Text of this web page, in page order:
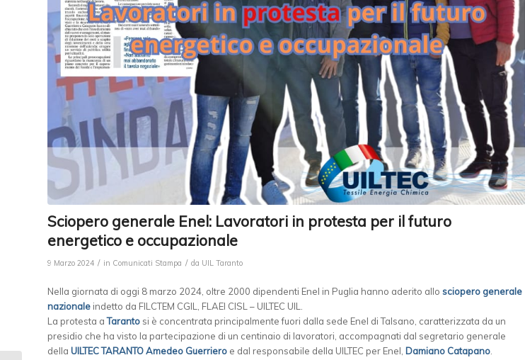
Sciopero generale Enel: Lavoratori in protesta per il futuro
energetico e occupazionale
9 Marzo 2024 / in Comunicati Stampa / da UIL Taranto
Nella giornata di oggi 8 marzo 2024, oltre 2000 dipendenti Enel in Puglia hanno aderito allo sciopero generale
nazionale indetto da FILCTEM CGIL, FLAEI CISL – UILTEC UIL.
La protesta aTaranto si è concentrata principalmente fuori dalla sede Enel di Talsano, caratterizzata da un
presidio che ha visto la partecipazione di un centinaio di lavoratori, accompagnati dal segretario generale
della UILTEC TARANTO Amedeo Guerriero e dal responsabile della UILTEC per Enel, Damiano Catapano